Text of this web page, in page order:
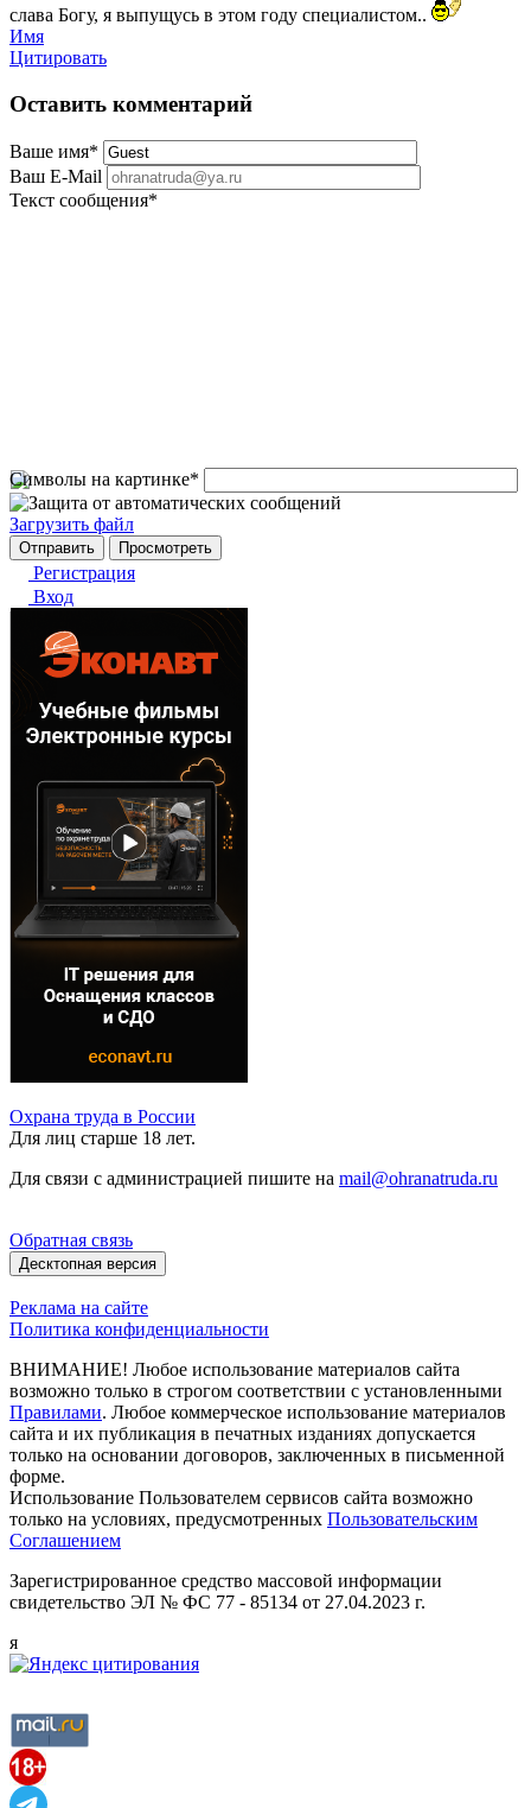
слава Богу, я выпущусь в этом году специалистом..
Имя
Цитировать
Оставить комментарий
Ваше имя*
Ваш E-Mail
Текст сообщения*
Символы на картинке*
Загрузить файл
Регистрация
Вход
Охрана труда в России
Для лиц старше 18 лет.
Для связи с администрацией пишите на mail@ohranatruda.ru
Обратная связь
Десктопная версия
Реклама на сайте
Политика конфиденциальности
ВНИМАНИЕ! Любое использование материалов сайта
возможно только в строгом соответствии с установленными
Правилами. Любое коммерческое использование материалов
сайта и их публикация в печатных изданиях допускается
только на основании договоров, заключенных в письменной
форме.
Использование Пользователем сервисов сайта возможно
только на условиях, предусмотренных Пользовательским
Соглашением
Зарегистрированное средство массовой информации
свидетельство ЭЛ № ФС 77 - 85134 от 27.04.2023 г.
я